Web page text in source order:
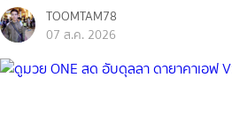
TOOMTAM78
07 ส.ค. 2026